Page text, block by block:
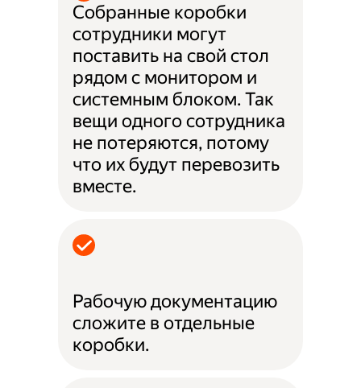
Собранные коробки
сотрудники могут
поставить на свой стол
рядом с монитором и
системным блоком. Так
вещи одного сотрудника
не потеряются, потому
что их будут перевозить
вместе.
Рабочую документацию
сложите в отдельные
коробки.